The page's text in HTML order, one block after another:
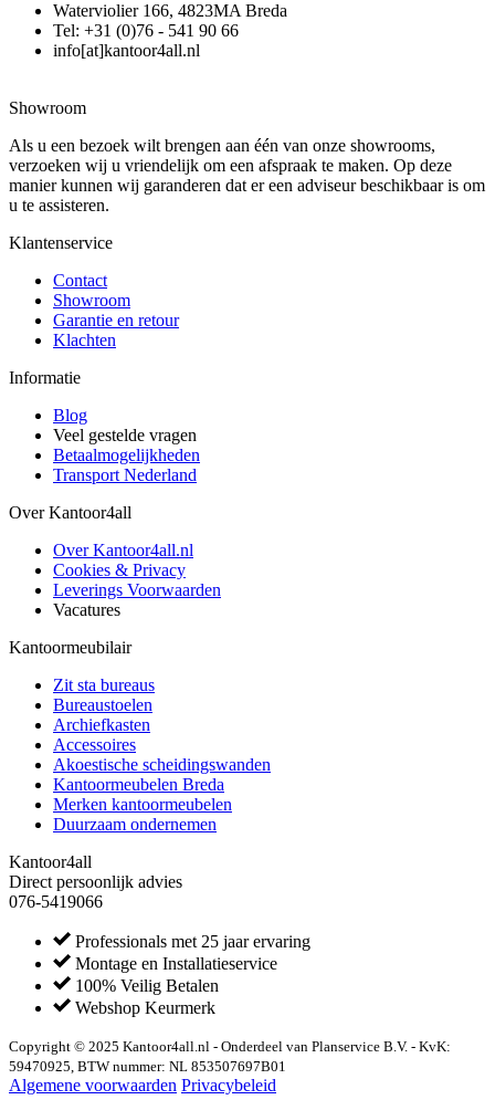
Waterviolier 166, 4823MA Breda
Tel: +31 (0)76 - 541 90 66
info[at]kantoor4all.nl
Showroom
Als u een bezoek wilt brengen aan één van onze showrooms,
verzoeken wij u vriendelijk om een afspraak te maken. Op deze
manier kunnen wij garanderen dat er een adviseur beschikbaar is om
u te assisteren.
Klantenservice
Contact
Showroom
Garantie en retour
Klachten
Informatie
Blog
Veel gestelde vragen
Betaalmogelijkheden
Transport Nederland
Over Kantoor4all
Over Kantoor4all.nl
Cookies & Privacy
Leverings Voorwaarden
Vacatures
Kantoormeubilair
Zit sta bureaus
Bureaustoelen
Archiefkasten
Accessoires
Akoestische scheidingswanden
Kantoormeubelen Breda
Merken kantoormeubelen
Duurzaam ondernemen
Kantoor4all
Direct persoonlijk advies
076-5419066
Professionals met 25 jaar ervaring
Montage en Installatieservice
100% Veilig Betalen
Webshop Keurmerk
Copyright © 2025 Kantoor4all.nl - Onderdeel van Planservice B.V. - KvK:
59470925, BTW nummer: NL 853507697B01
Algemene voorwaarden Privacybeleid